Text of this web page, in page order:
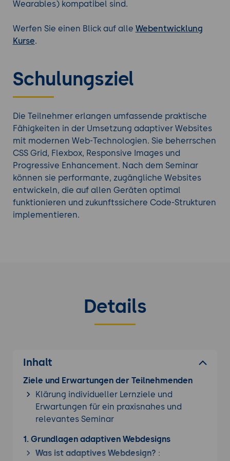
Wearables) kompatibel sind.
Werfen Sie einen Blick auf alle Webentwicklung
Kurse.
Schulungsziel
Die Teilnehmer erlangen umfassende praktische
Fähigkeiten in der Umsetzung adaptiver Websites
mit modernen Web-Technologien. Sie beherrschen
CSS Grid, Flexbox, Responsive Images und
Progressive Enhancement. Nach dem Seminar
können sie performante, zugängliche Websites
entwickeln, die auf allen Geräten optimal
funktionieren und zukunftssichere Code-Strukturen
implementieren.
Details
Inhalt
Ziele und Erwartungen der Teilnehmenden
Klärung individueller Lernziele und
Erwartungen für ein praxisnahes und
relevantes Seminar
1. Grundlagen adaptiven Webdesigns
Was ist adaptives Webdesign? :